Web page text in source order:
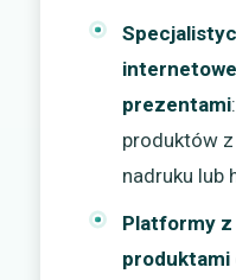
prezentami
produktów
nadruku lub
Platformy z
produktami